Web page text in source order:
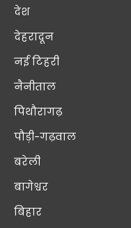
देश
देहरादून
नई टिहरी
नैनीताल
पिथौरागढ़
पौड़ी-गढ़वाल
बरेली
बागेश्वर
बिहार